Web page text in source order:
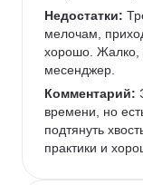
Недостатки:
мелочам,
хорошо. Жалко,
месенджер.
Комментарий:
времени, но
подтянуть
практики и